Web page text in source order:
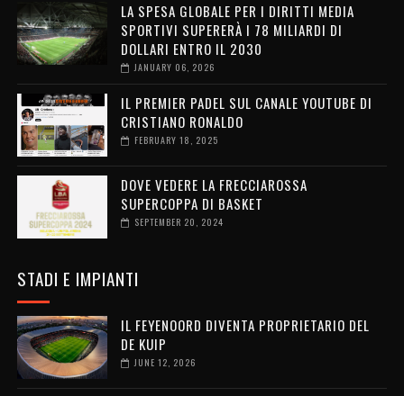
LA SPESA GLOBALE PER I DIRITTI MEDIA
SPORTIVI SUPERERÀ I 78 MILIARDI DI
DOLLARI ENTRO IL 2030
JANUARY 06, 2026
IL PREMIER PADEL SUL CANALE YOUTUBE DI
CRISTIANO RONALDO
FEBRUARY 18, 2025
DOVE VEDERE LA FRECCIAROSSA
SUPERCOPPA DI BASKET
SEPTEMBER 20, 2024
STADI E IMPIANTI
IL FEYENOORD DIVENTA PROPRIETARIO DEL
DE KUIP
JUNE 12, 2026